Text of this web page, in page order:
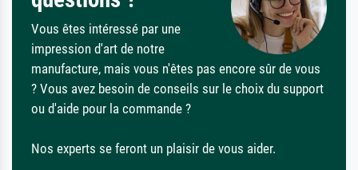
Vous êtes intéressé par une
impression d'art de notre
manufacture, mais vous n'êtes pas encore sûr de vous
? Vous avez besoin de conseils sur le choix du support
ou d'aide pour la commande ?
Nos experts se feront un plaisir de vous aider.